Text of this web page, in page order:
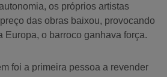
os próprios artistas
das obras baixou, provocando
Europa, o barroco ganhava força.
foi a primeira pessoa a revender